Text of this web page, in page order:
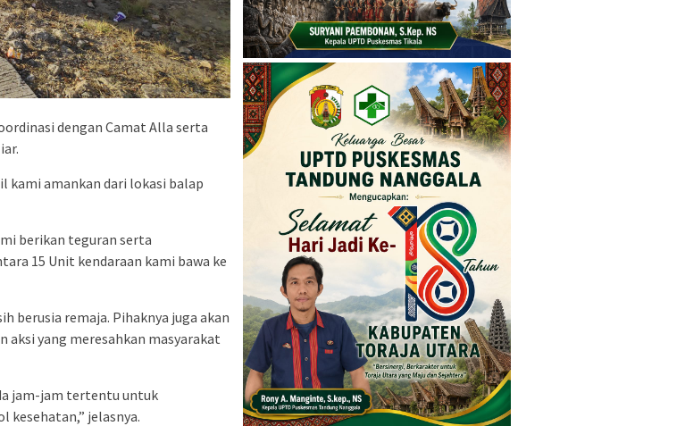
dengan Camat Alla serta
kami amankan dari lokasi balap
berikan teguran serta
15 Unit kendaraan kami bawa ke
berusia remaja. Pihaknya juga akan
yang meresahkan masyarakat
jam-jam tertentu untuk
kesehatan,” jelasnya.